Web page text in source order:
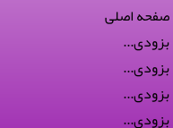
صفحه اصلی
بزودی...
بزودی...
بزودی...
بزودی...